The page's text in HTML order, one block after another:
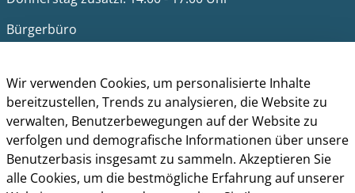
Bürgerbüro
Mittwoch 7.00 - 12.30 Uhr
Donnerstag 9.00 - 18.00 Uhr
Freitag 8.00 - 12.30 Uhr
Ein Besuch des Bürgerbüros ist generell nur mit
Terminvereinbarung möglich. Termine können unter
Wir verwenden Cookies, um personalisierte Inhalte
bereitzustellen, Trends zu analysieren, die Website zu
verwalten, Benutzerbewegungen auf der Website zu
verfolgen und demografische Informationen über unsere
Benutzerbasis insgesamt zu sammeln. Akzeptieren Sie
alle Cookies, um die bestmögliche Erfahrung auf unserer